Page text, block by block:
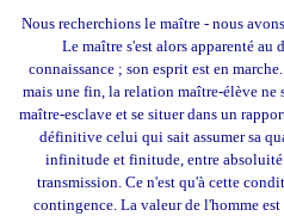
Nous recherchions le maître - nous
Le maître s'est alors apparenté au
connaissance ; son esprit est en
mais une fin, la relation maître-élève ne
maître-esclave et se situer dans un
définitive celui qui sait assumer sa
infinitude et finitude, entre
transmission. Ce n'est qu'à cette
contingence. La valeur de l'homme